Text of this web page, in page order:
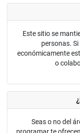
Este sitio se
personas.
económicamente
o
Seas o no del